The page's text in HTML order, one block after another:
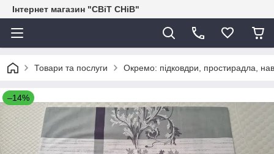
Інтернет магазин "СВіТ СНіВ"
Товари та послуги Окремо: підковдри, простирадла,
–14%